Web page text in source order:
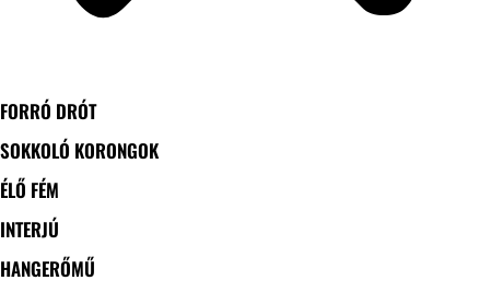
FORRÓ DRÓT
SOKKOLÓ KORONGOK
ÉLŐ FÉM
INTERJÚ
HANGERŐMŰ